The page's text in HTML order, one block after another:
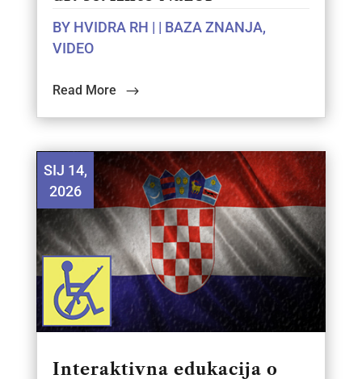
BY HVIDRA RH | | BAZA ZNANJA,
VIDEO
Read More
Interaktivna edukacija o
SIJ 14,
2026